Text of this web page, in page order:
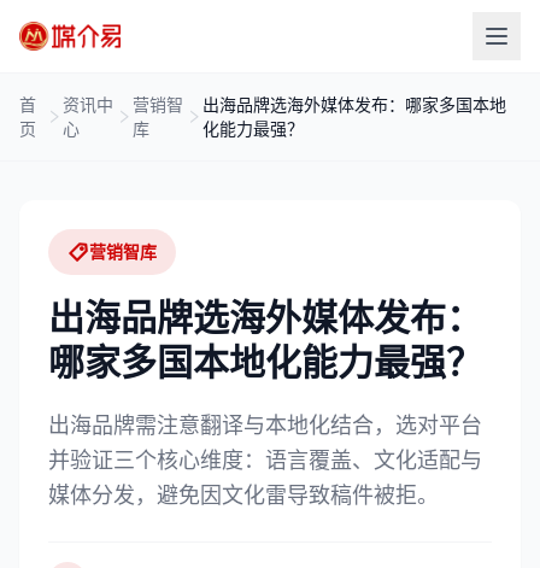
首
页
资讯中
心
营销智
库
出海品牌选海外媒体发布：哪家多国本地
化能力最强？
营销智库
出海品牌选海外媒体发布：
哪家多国本地化能力最强？
出海品牌需注意翻译与本地化结合，选对平台
并验证三个核心维度：语言覆盖、文化适配与
媒体分发，避免因文化雷导致稿件被拒。